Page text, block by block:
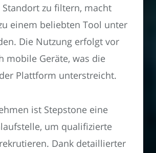
Standort zu filtern, macht
einem beliebten Tool unter
Die Nutzung erfolgt vor
mobile Geräte, was die
Plattform unterstreicht.
ist Stepstone eine
um qualifizierte
Dank detaillierter